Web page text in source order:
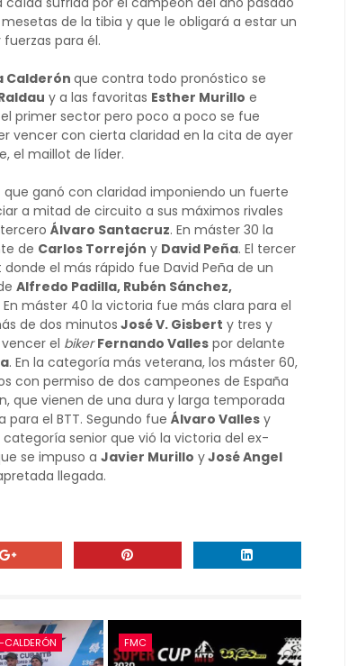
de la tibia y que le obligará a estar un
para él.
Calderón que contra todo pronóstico se
y a las favoritas Esther Murillo e
primer sector pero poco a poco se fue
vencer con cierta claridad en la cita de ayer
el maillot de líder.
que ganó con claridad imponiendo un fuerte
a mitad de circuito a sus máximos rivales
Álvaro Santacruz. En máster 30 la
de Carlos Torrejón y David Peña. El tercer
el más rápido fue David Peña de un
Alfredo Padilla, Rubén Sánchez,
En máster 40 la victoria fue más clara para el
de dos minutos José V. Gisbert y tres y
el biker Fernando Valles por delante
. En la categoría más veterana, los máster 60,
con permiso de dos campeones de España
que vienen de una dura y larga temporada
para el BTT. Segundo fue Álvaro Valles y
categoría senior que vió la victoria del ex-
se impuso a Javier Murillo yJosé Angel
llegada.
FMC